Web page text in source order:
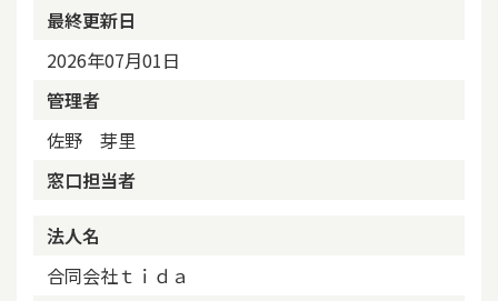
最終更新日
2026年07月01日
管理者
佐野 芽里
窓口担当者
法人名
合同会社ｔｉｄａ